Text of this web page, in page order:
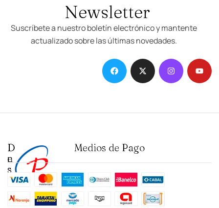
Newsletter
Suscríbete a nuestro boletín electrónico y mantente
actualizado sobre las últimas novedades.
D
e
s
t
a
c
I
n
s
t
i
t
Medios de Pago